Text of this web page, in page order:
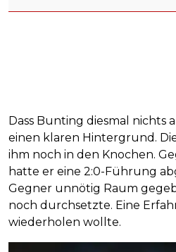
Dass Bunting diesmal nichts
einen klaren Hintergrund.
ihm noch in den Knochen.
hatte er eine 2:0-Führung
Gegner unnötig Raum
noch durchsetzte. Eine
wiederholen wollte.